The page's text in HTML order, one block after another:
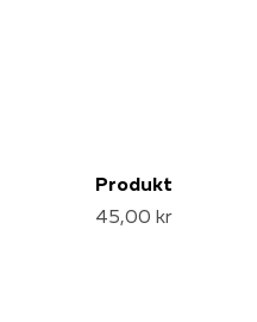
Produkt
45,00 kr